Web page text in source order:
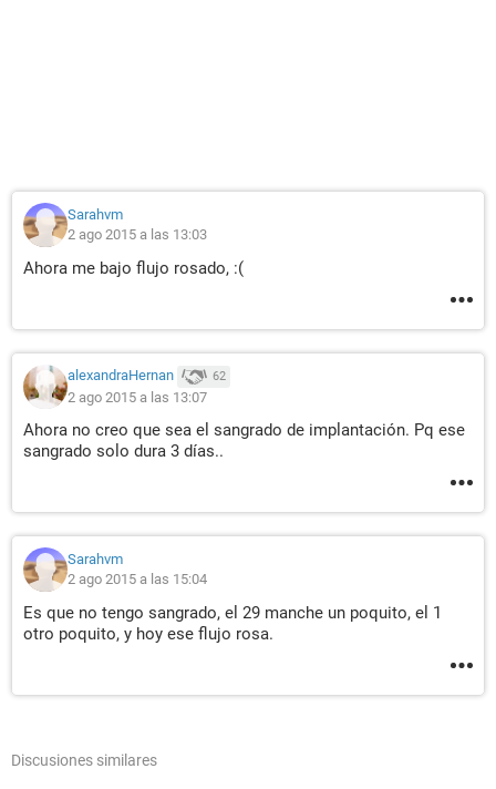
Sarahvm
2 ago 2015 a las 13:03
Ahora me bajo flujo rosado, :(
alexandraHernan 62
2 ago 2015 a las 13:07
Ahora no creo que sea el sangrado de implantación. Pq ese
sangrado solo dura 3 días..
Sarahvm
2 ago 2015 a las 15:04
Es que no tengo sangrado, el 29 manche un poquito, el 1
otro poquito, y hoy ese flujo rosa.
Discusiones similares